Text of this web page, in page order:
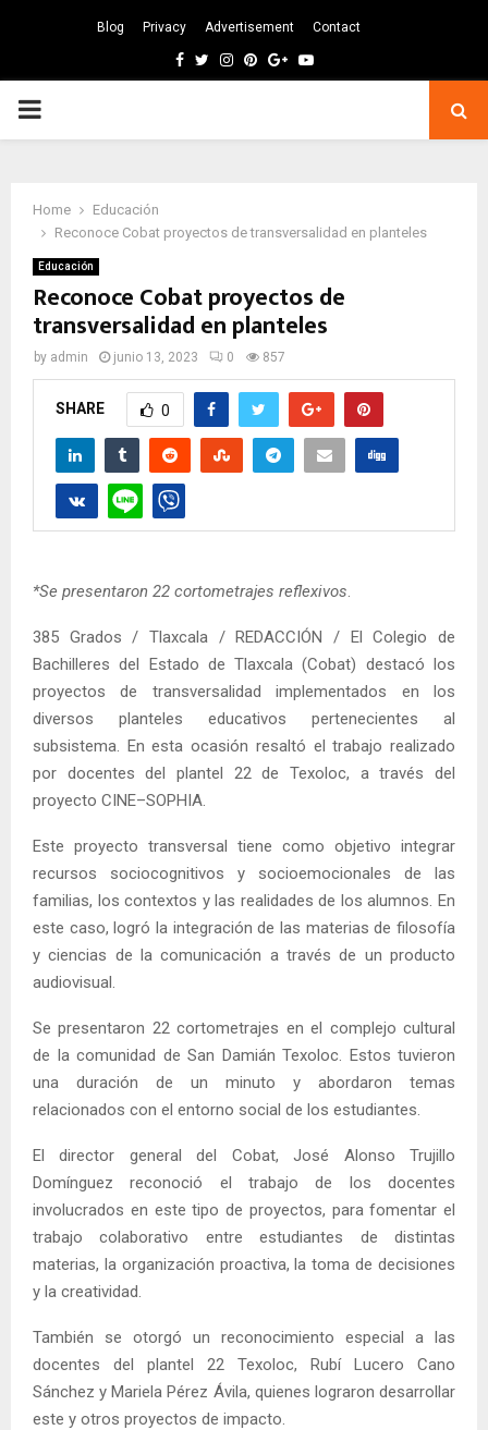
Blog Privacy Advertisement Contact
Facebook
TwitterInstagram
Pinterest
GoogleYoutube
PRIMARY
Home
Educación
Reconoce Cobat proyectos de transversalidad en planteles
Educación
Reconoce Cobat proyectos de
transversalidad en planteles
by admin junio 13, 2023 0 857
SHARE 0
*Se presentaron 22 cortometrajes reflexivos
385 Grados / Tlaxcala / REDACCIÓN / El Colegio de
Bachilleres del Estado de Tlaxcala (Cobat) destacó los
proyectos de transversalidad implementados en los
diversos planteles educativos pertenecientes al
subsistema. En esta ocasión resaltó el trabajo realizado
por docentes del plantel 22 de Texoloc, a través del
proyecto CINE–SOPHIA.
Este proyecto transversal tiene como objetivo integrar
recursos sociocognitivos y socioemocionales de las
familias, los contextos y las realidades de los alumnos. En
este caso, logró la integración de las materias de filosofía
y ciencias de la comunicación a través de un producto
audiovisual.
Se presentaron 22 cortometrajes en el complejo cultural
de la comunidad de San Damián Texoloc. Estos tuvieron
una duración de un minuto y abordaron temas
relacionados con el entorno social de los estudiantes.
El director general del Cobat, José Alonso Trujillo
Domínguez reconoció el trabajo de los docentes
involucrados en este tipo de proyectos, para fomentar el
trabajo colaborativo entre estudiantes de distintas
materias, la organización proactiva, la toma de decisiones
y la creatividad.
También se otorgó un reconocimiento especial a las
docentes del plantel 22 Texoloc, Rubí Lucero Cano
Sánchez y Mariela Pérez Ávila, quienes lograron desarrollar
este y otros proyectos de impacto.